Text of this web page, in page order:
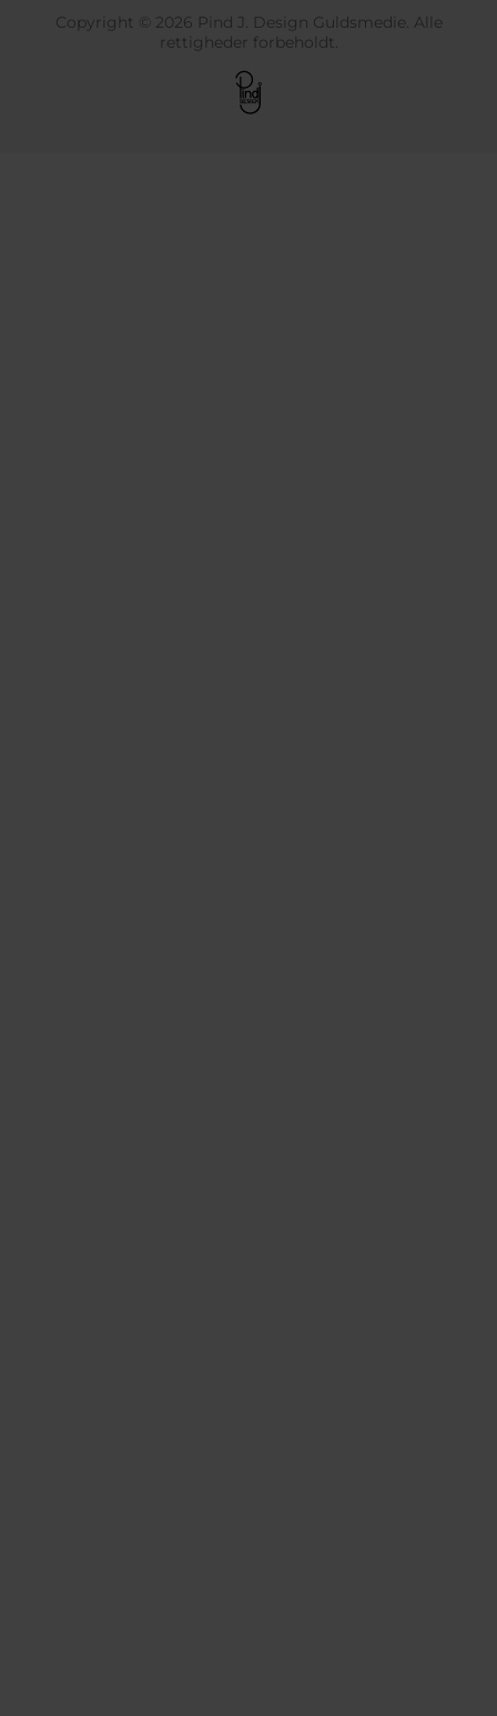
Copyright © 2026 Pind J. Design Guldsmedie. Alle
rettigheder forbeholdt.